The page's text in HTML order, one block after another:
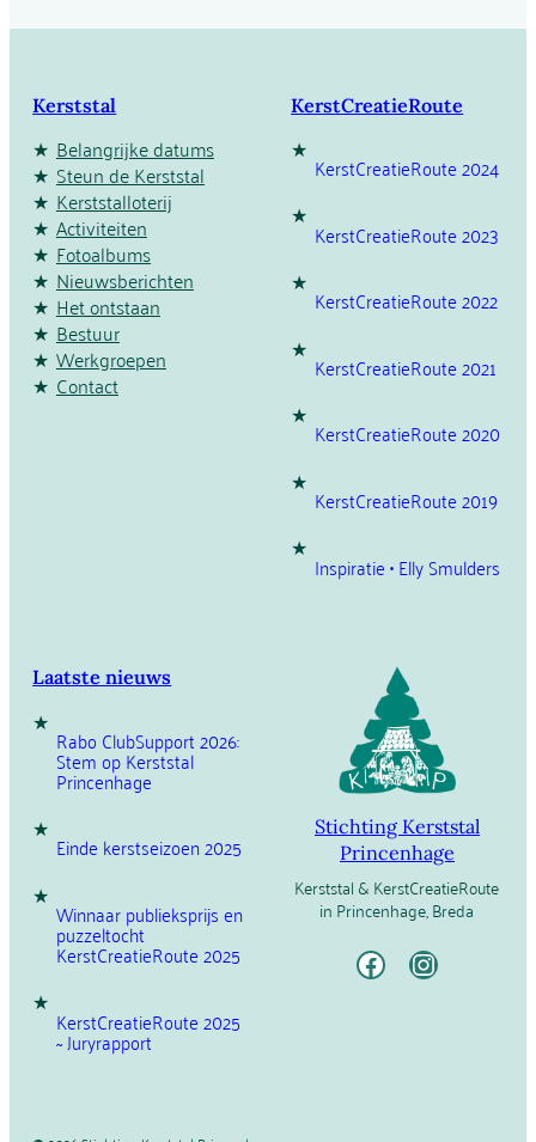
Kerststal
Belangrijke datums
Steun de Kerststal
Kerststalloterij
Activiteiten
Fotoalbums
Nieuwsberichten
Het ontstaan
Bestuur
Werkgroepen
Contact
KerstCreatieRoute
KerstCreatieRoute 2024
KerstCreatieRoute 2023
KerstCreatieRoute 2022
KerstCreatieRoute 2021
KerstCreatieRoute 2020
KerstCreatieRoute 2019
Inspiratie • Elly Smulders
Laatste nieuws
Rabo ClubSupport 2026:
Stem op Kerststal
Princenhage
Einde kerstseizoen 2025
Winnaar publieksprijs en
puzzeltocht
KerstCreatieRoute 2025
KerstCreatieRoute 2025
~ Juryrapport
Stichting Kerststal
Princenhage
Kerststal & KerstCreatieRoute
in Princenhage, Breda
FacebookInstagram